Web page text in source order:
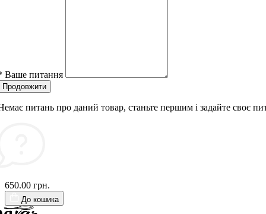
Ваше питання
Продовжити
питань про даний товар, станьте першим і задайте своє
650.00 грн.
До кошика